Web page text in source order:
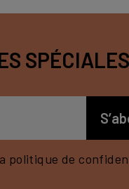
SPÉCIALES
politique de